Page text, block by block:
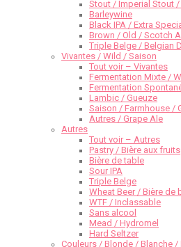
Stout / Imperial Stout /
Barleywine
Black IPA / Extra
Brown / Old / Scotch
Triple Belge / Belgian
Vivantes / Wild / Saison
Tout voir – Vivantes
Fermentation Mixte /
Fermentation
Lambic / Gueuze
Saison / Farmhouse /
Autres / Grape Ale
Autres
Tout voir – Autres
Pastry / Bière aux fruits
Bière de table
Sour IPA
Triple Belge
Wheat Beer / Bière de
WTF / Inclassable
Sans alcool
Mead / Hydromel
Hard Seltzer
Couleurs / Blonde / Blanche /